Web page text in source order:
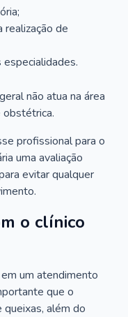
realização de
especialidades.
não atua na área
obstétrica.
profissional para o
uma avaliação
evitar qualquer
o clínico
um atendimento
que o
além do